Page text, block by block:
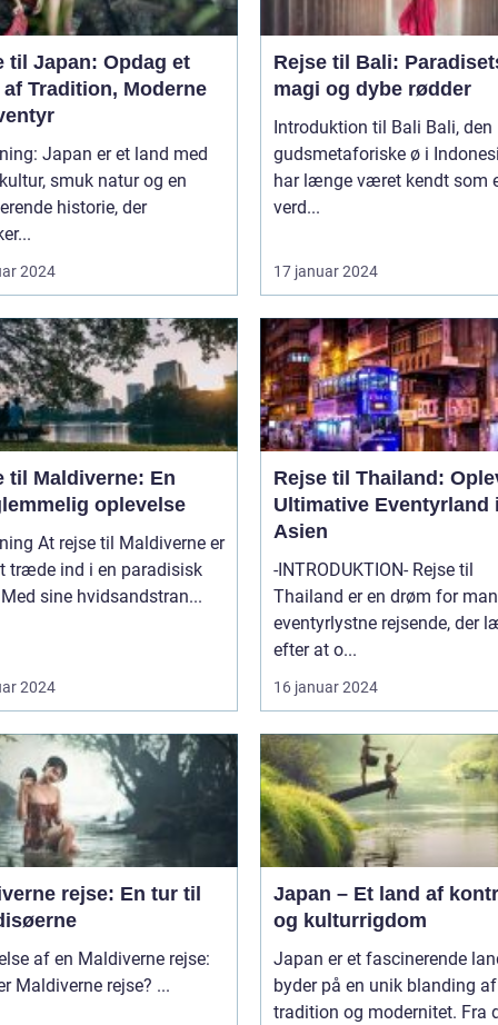
til Japan: Opdag et
Tradition, Moderne
Japan er et land med
smuk natur og en
historie, der
2024
Rejse til Bali:
magi og dybe rødder
Introduktion til Bali Bali, den
gudsmetaforiske ø i
har længe været kendt som
verd...
17 januar 2024
til Maldiverne: En
oplevelse
er
træde ind i en paradisisk
sine hvidsandstran...
2024
Rejse til Thailand:
Ultimative Eventyrland
Asien
-INTRODUKTION- Rejse til
Thailand er en drøm for
eventyrlystne rejsende, der
efter at o...
16 januar 2024
rejse: En tur til
af en Maldiverne rejse:
Hvad er Maldiverne rejse? ...
Japan – Et land af
og kulturrigdom
Japan er et fascinerende
byder på en unik blanding af
tradition og modernitet. Fra